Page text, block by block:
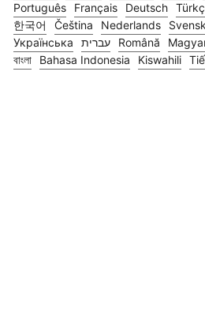
Português
Français Deutsch
한국어
Čeština Nederlands
Українська
עברית Română
বাংলা
Bahasa Indonesia Kiswahili